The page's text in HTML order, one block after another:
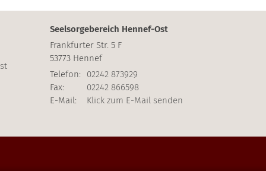
Seelsorgebereich Hennef-Ost
Frankfurter Str. 5 F
53773 Hennef
Telefon:
02242 873929
Fax:
02242 866598
E-Mail:
Klick zum E-Mail senden